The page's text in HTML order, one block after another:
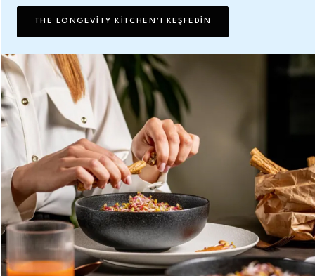
THE LONGEVITY KITCHEN’I KEŞFEDIN